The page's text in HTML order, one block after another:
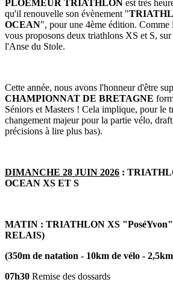
PLOEMEUR TRIATHLON est très
qu'il renouvelle son évènement "
OCEAN", pour une 4ème édition. Comme
vous proposons deux triathlons XS et S,
l'Anse du Stole.
Cette année, nous avons l'honneur d'être
CHAMPIONNAT DE BRETAGNE
Séniors et Masters ! Cela implique, pour le
changement majeur pour la partie vélo,
précisions à lire plus bas).
DIMANCHE 28 JUIN 2026 :
OCEAN XS ET S
MATIN : TRIATHLON XS
RELAIS)
(350m de natation - 10km de vélo -
07h30 Remise des dossards